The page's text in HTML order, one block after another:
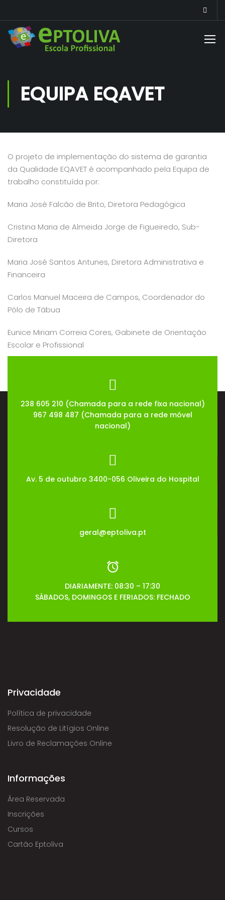
EQUIPA EQAVET
O projeto de implementação do sistema de garantia
da Qualidade EQAVET é acompanhado pela Equipa de
trabalho constituída por:
Maria José Falcão de Brito, Diretora Pedagógica
Cristina Maria de Almeida Jorge de Figueiredo, Sub-
Diretora
Maria José Santos Antunes, Diretora Administrativa e
Financeira
Carlos Manuel Maceira de Campos, Coordenador do
Pólo de Tábua
Eunice Miriam Correia Cores, Gabinete de Orientação
Escolar e Profissional
238 605 210 (Chamada para a rede fixa nacional)
967 498 487 (Chamada para a rede móvel
nacional)
Av. 5 de outubro 3400-056 Oliveira do Hospital
geral@eptoliva.pt
DIARIAMENTE: 08:30 – 17:30
SÁBADOS, DOMINGOS E FERIADOS: FECHADO
Privacidade
Política de privacidade
Resolução de Litígios Online
Livro de Reclamações Online
Informações
Área Reservada
Inscrições
Cursos
Cartão Eptoliva